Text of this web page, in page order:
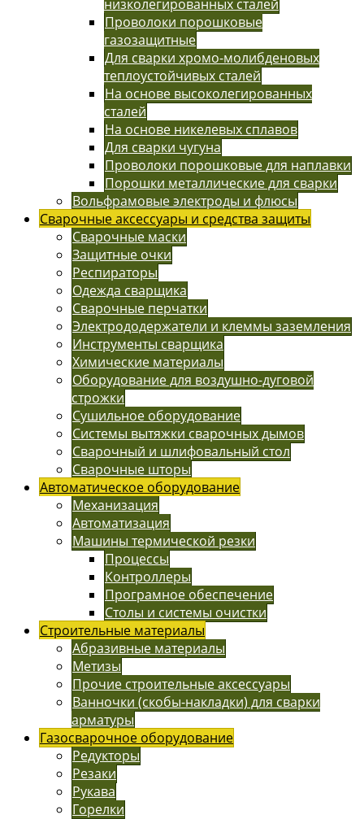
низколегированных сталей
Проволоки порошковые
газозащитные
Для сварки хромо-молибденовых
теплоустойчивых сталей
На основе высоколегированных
сталей
На основе никелевых сплавов
Для сварки чугуна
Проволоки порошковые для наплавки
Порошки металлические для сварки
Вольфрамовые электроды и флюсы
Сварочные аксессуары и средства защиты
Сварочные маски
Защитные очки
Респираторы
Одежда сварщика
Сварочные перчатки
Электрододержатели и клеммы заземления
Инструменты сварщика
Химические материалы
Оборудование для воздушно-дуговой
строжки
Сушильное оборудование
Системы вытяжки сварочных дымов
Сварочный и шлифовальный стол
Сварочные шторы
Автоматическое оборудование
Механизация
Автоматизация
Машины термической резки
Процессы
Контроллеры
Програмное обеспечение
Столы и системы очистки
Строительные материалы
Абразивные материалы
Метизы
Прочие строительные аксессуары
Ванночки (скобы-накладки) для сварки
арматуры
Газосварочное оборудование
Редукторы
Резаки
Рукава
Горелки